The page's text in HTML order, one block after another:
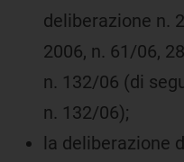
deliberazione n.
2006, n. 61/06,
n. 132/06 (di
n. 132/06);
la deliberazione